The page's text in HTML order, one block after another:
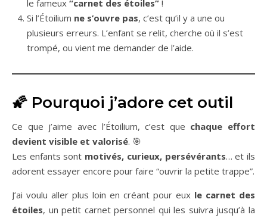
le fameux “carnet des étoiles” !
Si l’Étoilium ne s’ouvre pas, c’est qu’il y a une ou
plusieurs erreurs. L’enfant se relit, cherche où il s’est
trompé, ou vient me demander de l’aide.
🌠 Pourquoi j’adore cet outil
Ce que j’aime avec l’Étoilium, c’est que chaque effort
devient visible et valorisé. 🎯
Les enfants sont motivés, curieux, persévérants… et ils
adorent essayer encore pour faire “ouvrir la petite trappe”.
J’ai voulu aller plus loin en créant pour eux le carnet des
étoiles, un petit carnet personnel qui les suivra jusqu’à la